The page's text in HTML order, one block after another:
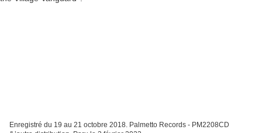
Enregistré du 19 au 21 octobre 2018. Palmetto Records - PM2208CD